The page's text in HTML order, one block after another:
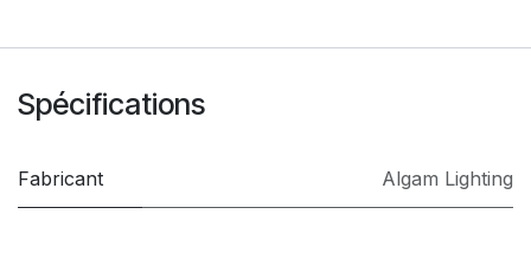
Spécifications
Fabricant Algam Lighting